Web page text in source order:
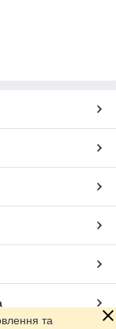
та